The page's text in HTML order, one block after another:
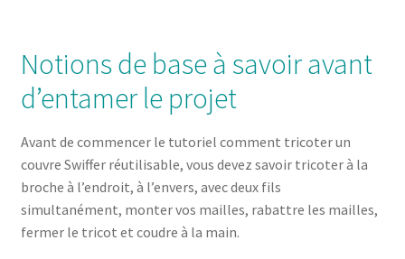
Notions de base à savoir avant
d’entamer le projet
Avant de commencer le tutoriel comment tricoter un
couvre Swiffer réutilisable, vous devez savoir tricoter à la
broche à l’endroit, à l’envers, avec deux fils
simultanément, monter vos mailles, rabattre les mailles,
fermer le tricot et coudre à la main.